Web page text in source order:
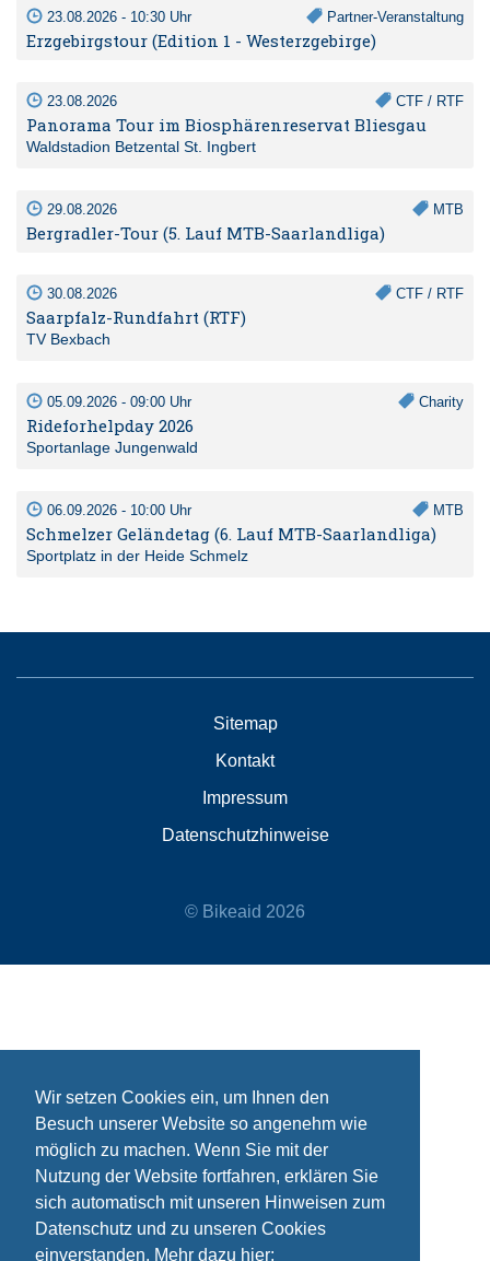
Wir setzen Cookies ein, um Ihnen den
Besuch unserer Website so angenehm wie
möglich zu machen. Wenn Sie mit der
Nutzung der Website fortfahren, erklären Sie
sich automatisch mit unseren Hinweisen zum
Datenschutz und zu unseren Cookies
einverstanden. Mehr dazu hier:
23.08.2026 - 10:30 Uhr Partner-Veranstaltung
Erzgebirgstour (Edition 1 - Westerzgebirge)
23.08.2026 CTF / RTF
Panorama Tour im Biosphärenreservat Bliesgau
Waldstadion Betzental St. Ingbert
29.08.2026 MTB
Bergradler-Tour (5. Lauf MTB-Saarlandliga)
30.08.2026 CTF / RTF
Saarpfalz-Rundfahrt (RTF)
TV Bexbach
05.09.2026 - 09:00 Uhr Charity
Rideforhelpday 2026
Sportanlage Jungenwald
06.09.2026 - 10:00 Uhr MTB
Schmelzer Geländetag (6. Lauf MTB-Saarlandliga)
Sportplatz in der Heide Schmelz
Sitemap
Kontakt
Impressum
Datenschutzhinweise
© Bikeaid 2026